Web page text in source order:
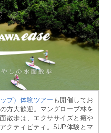
プ）体験ツアー も開催してお
方大歓迎。マングローブ林を
散歩は、エクササイズと癒や
クティビティ。SUP体験とマ